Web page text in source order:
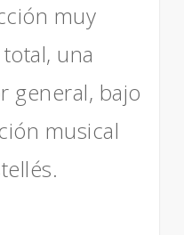
muy
una
general, bajo
musical